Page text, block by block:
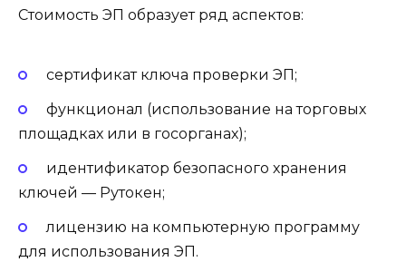
Стоимость ЭП образует ряд аспектов:
сертификат ключа проверки ЭП;
функционал (использование на торговых
площадках или в госорганах);
идентификатор безопасного хранения
ключей — Рутокен;
лицензию на компьютерную программу
для использования ЭП.